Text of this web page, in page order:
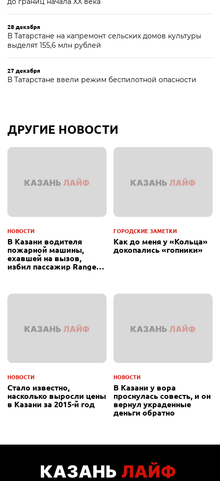
28 декабря
В Татарстане на капремонт сельских домов культуры
выделят 155,6 млн рублей
27 декабря
В Татарстане ввели режим беспилотной опасности
ДРУГИЕ НОВОСТИ
НОВОСТИ
В Казани водителя
пожарной машины,
ехавшей на вызов,
избил пассажир Range
ГОРОДСКИЕ ЗАМЕТКИ
Как до меня у «Кольца»
докопались «гопники»
НОВОСТИ
Стало известно,
насколько выросли цены
в Казани за 2015-й год
НОВОСТИ
В Казани у вора
проснулась совесть, и он
вернул украденные
деньги обратно